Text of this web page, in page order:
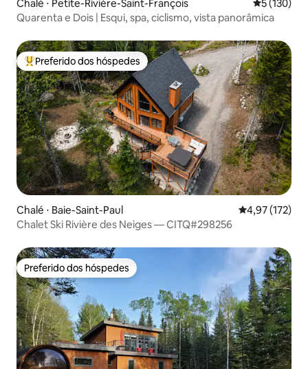
Chalé ⋅ Petite-Rivière-Saint-François 5 de uma
5 (130)
Quarenta e Dois | Esqui, spa, ciclismo, vista panorâmica
Entre os melhores preferidos dos hóspedes
Preferido dos hóspedes
Chalé ⋅ Baie-Saint-Paul 4,97 de uma
4,97 (172)
Chalet Ski Rivière des Neiges — CITQ#298256
Preferido dos hóspedes
Preferido dos hóspedes